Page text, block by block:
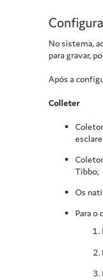
No sistema,
para gravar,
Após a
Colleter
Tibbo;
Os
Para o